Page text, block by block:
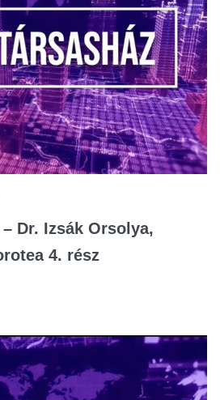
Dr. Izsák Orsolya,
4. rész